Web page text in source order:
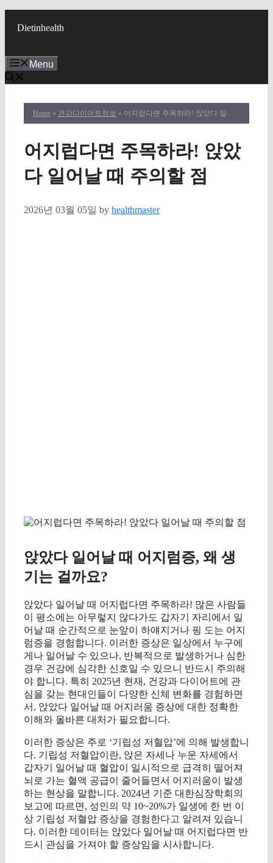
Dietinhealth
Menu
Home » 건강다이어트정보 » 어지럽다면 주목하라! 앉았다 일어날 때 주의할 점
어지럽다면 주목하라! 앉았
다 일어날 때 주의할 점
2026년 03월 05일 by healthmaster
앉았다 일어날 때 어지럼증, 왜 생
기는 걸까요?
앉았다 일어날 때 어지럽다면 주목하라! 많은 사람들
이 평소에는 아무렇지 않다가도 갑자기 자리에서 일
어날 때 순간적으로 눈앞이 하얘지거나 핑 도는 어지
럼증을 경험합니다. 이러한 증상은 일상에서 누구에
게나 일어날 수 있으나, 반복적으로 발생하거나 심한
경우 건강에 심각한 신호일 수 있으니 반드시 주의해
야 합니다. 특히 2025년 현재, 건강과 다이어트에 관
심을 갖는 현대인들이 다양한 신체 변화를 경험하면
서, 앉았다 일어날 때 어지러움 증상에 대한 정확한
이해와 올바른 대처가 필요합니다.
이러한 증상은 주로 ‘기립성 저혈압’에 의해 발생합니
다. 기립성 저혈압이란, 앉은 자세나 누운 자세에서
갑자기 일어날 때 혈압이 일시적으로 급격히 떨어져
뇌로 가는 혈액 공급이 줄어들면서 어지러움이 발생
하는 현상을 말합니다. 2024년 기준 대한심장학회의
보고에 따르면, 성인의 약 10~20%가 일생에 한 번 이
상 기립성 저혈압 증상을 경험한다고 알려져 있습니
다. 이러한 데이터는 앉았다 일어날 때 어지럽다면 반
드시 관심을 가져야 할 증상임을 시사합니다.